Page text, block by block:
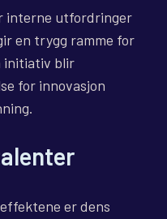
interne utfordringer
en trygg ramme for
initiativ blir
for innovasjon
er dens